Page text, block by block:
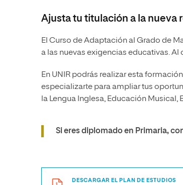
Ajusta tu titulación a la nueva
El Curso de Adaptación al Grado de
a las nuevas exigencias educativas. Al
En UNIR podrás realizar esta formación
especializarte para ampliar tus
la Lengua Inglesa, Educación
Si eres diplomado en Primaria,
DESCARGAR EL PLAN DE ESTUDIOS